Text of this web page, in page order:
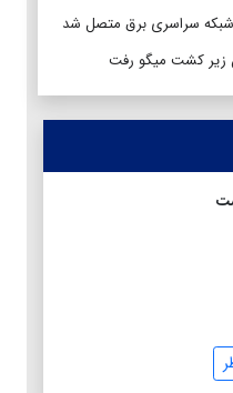
شبکه سراسری برق متصل شد